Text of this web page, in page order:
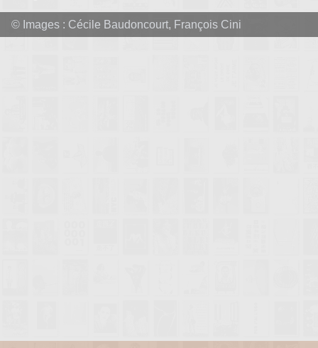
© Images : Cécile Baudoncourt, François Cini